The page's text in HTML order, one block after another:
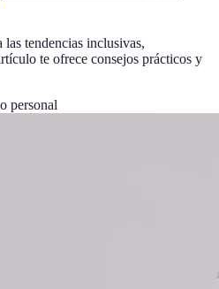
tendencias inclusivas,
te ofrece consejos prácticos y
personal